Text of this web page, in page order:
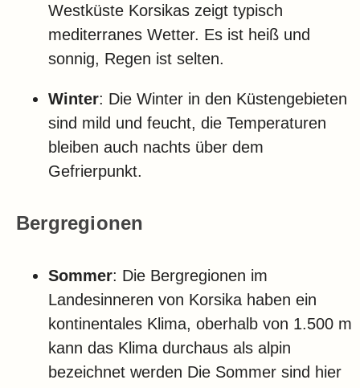
Westküste Korsikas zeigt typisch
mediterranes Wetter. Es ist heiß und
sonnig, Regen ist selten.
Winter: Die Winter in den Küstengebieten
sind mild und feucht, die Temperaturen
bleiben auch nachts über dem
Gefrierpunkt.
Bergregionen
Sommer: Die Bergregionen im
Landesinneren von Korsika haben ein
kontinentales Klima, oberhalb von 1.500 m
kann das Klima durchaus als alpin
bezeichnet werden Die Sommer sind hier